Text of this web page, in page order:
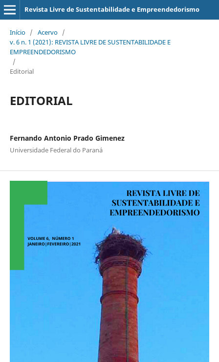
Revista Livre de Sustentabilidade e Empreendedorismo
Início / Acervo /
v. 6 n. 1 (2021): REVISTA LIVRE DE SUSTENTABILIDADE E
EMPREENDEDORISMO
/
Editorial
EDITORIAL
Fernando Antonio Prado Gimenez
Universidade Federal do Paraná